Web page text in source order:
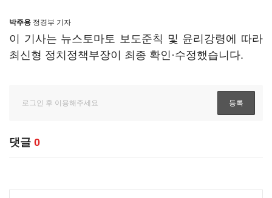
박주용 정경부 기자
이 기사는 뉴스토마토 보도준칙 및 윤리강령에 따라
최신형 정치정책부장이 최종 확인·수정했습니다.
댓글 0